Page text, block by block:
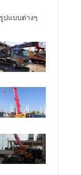
ปแบบต่างๆ